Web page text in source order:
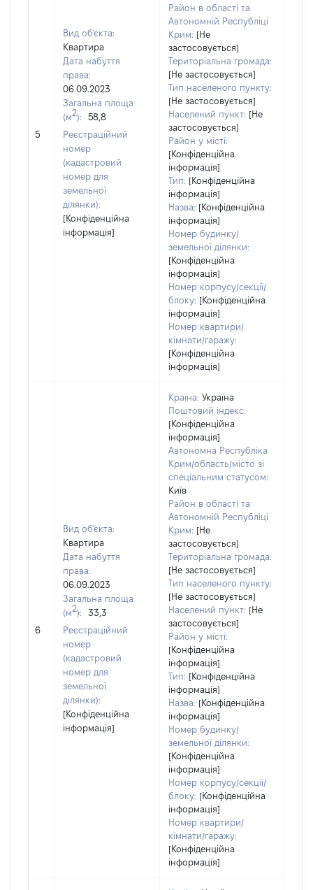
5
Вид об'єкта:
Квартира
Дата набуття
права:
06.09.2023
Загальна площа
(м2):
58,8
Реєстраційний
номер
(кадастровий
номер для
земельної
ділянки):
[Конфіденційна
інформація]
Район в області та
Автономній Республіці
Крим: [Не
застосовується]
Територіальна громада:
[Не застосовується]
Тип населеного пункту:
[Не застосовується]
Населений пункт: [Не
застосовується]
Район у місті:
[Конфіденційна
інформація]
Тип: [Конфіденційна
інформація]
Назва: [Конфіденційна
інформація]
Номер будинку/
земельної ділянки:
[Конфіденційна
інформація]
Номер корпусу/секції/
блоку: [Конфіденційна
інформація]
Номер квартири/
кімнати/гаражу:
[Конфіденційна
інформація]
6
Вид об'єкта:
Квартира
Дата набуття
права:
06.09.2023
Загальна площа
(м2):
33,3
Реєстраційний
номер
(кадастровий
номер для
земельної
ділянки):
[Конфіденційна
інформація]
Країна: Україна
Поштовий індекс:
[Конфіденційна
інформація]
Автономна Республіка
Крим/область/місто зі
спеціальним статусом:
Київ
Район в області та
Автономній Республіці
Крим: [Не
застосовується]
Територіальна громада:
[Не застосовується]
Тип населеного пункту:
[Не застосовується]
Населений пункт: [Не
застосовується]
Район у місті:
[Конфіденційна
інформація]
Тип: [Конфіденційна
інформація]
Назва: [Конфіденційна
інформація]
Номер будинку/
земельної ділянки:
[Конфіденційна
інформація]
Номер корпусу/секції/
блоку: [Конфіденційна
інформація]
Номер квартири/
кімнати/гаражу:
[Конфіденційна
інформація]